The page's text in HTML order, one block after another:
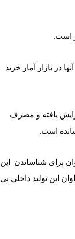
است.
در بازار آمار خرید
یافته و مصرف
است.
برای شناساندن این
این تولید داخلی بی